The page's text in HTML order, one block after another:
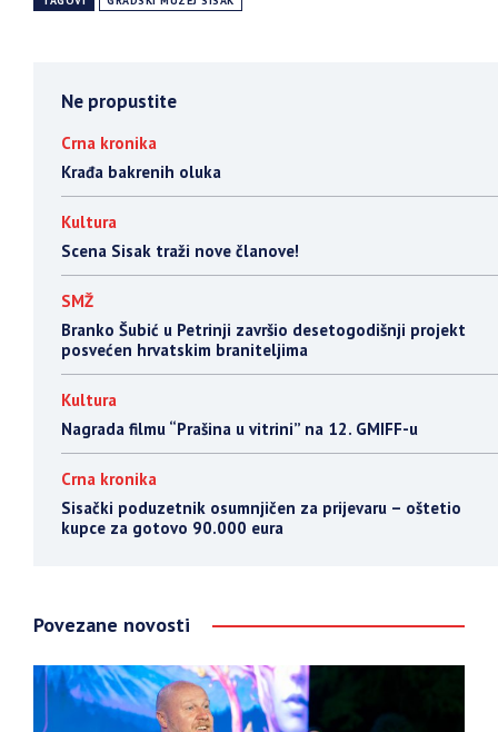
Ne propustite
Crna kronika
Krađa bakrenih oluka
Kultura
Scena Sisak traži nove članove!
SMŽ
Branko Šubić u Petrinji završio desetogodišnji projekt
posvećen hrvatskim braniteljima
Kultura
Nagrada filmu “Prašina u vitrini” na 12. GMIFF-u
Crna kronika
Sisački poduzetnik osumnjičen za prijevaru – oštetio
kupce za gotovo 90.000 eura
Povezane novosti